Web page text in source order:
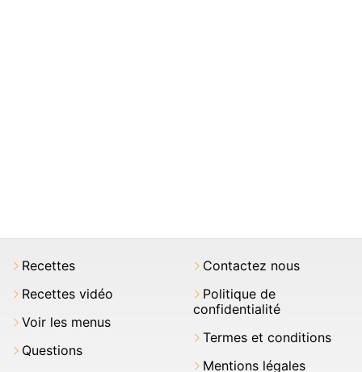
Recettes
Recettes vidéo
Voir les menus
Questions
Contactez nous
Politique de
confidentialité
Termes et conditions
Mentions légales